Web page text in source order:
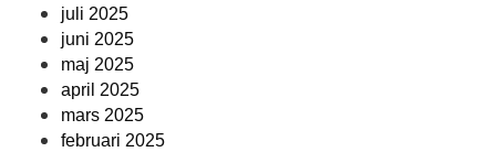
juli 2025
juni 2025
maj 2025
april 2025
mars 2025
februari 2025